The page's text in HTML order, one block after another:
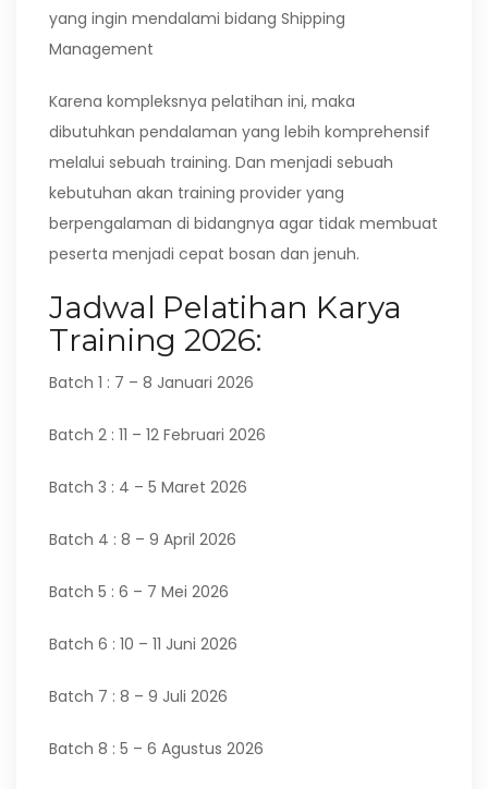
yang ingin mendalami bidang Shipping
Management
Karena kompleksnya pelatihan ini, maka
dibutuhkan pendalaman yang lebih komprehensif
melalui sebuah training. Dan menjadi sebuah
kebutuhan akan training provider yang
berpengalaman di bidangnya agar tidak membuat
peserta menjadi cepat bosan dan jenuh.
Jadwal Pelatihan Karya
Training 2026:
Batch 1 : 7 – 8 Januari 2026
Batch 2 : 11 – 12 Februari 2026
Batch 3 : 4 – 5 Maret 2026
Batch 4 : 8 – 9 April 2026
Batch 5 : 6 – 7 Mei 2026
Batch 6 : 10 – 11 Juni 2026
Batch 7 : 8 – 9 Juli 2026
Batch 8 : 5 – 6 Agustus 2026